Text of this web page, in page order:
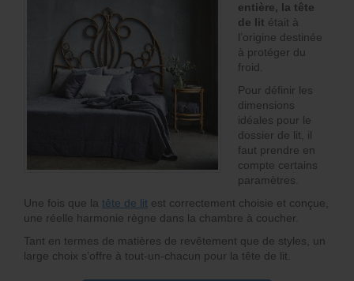
entière, la tête
de lit était à
l’origine destinée
à protéger du
froid.
Pour définir les
dimensions
idéales pour le
dossier de lit, il
faut prendre en
compte certains
paramètres.
Une fois que la tête de lit est correctement choisie et conçue,
une réelle harmonie règne dans la chambre à coucher.
Tant en termes de matières de revêtement que de styles, un
large choix s’offre à tout-un-chacun pour la tête de lit.